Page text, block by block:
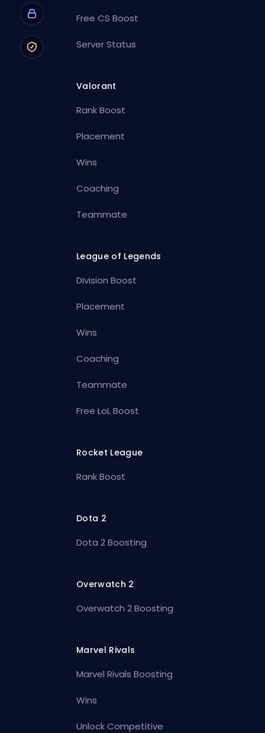
Free CS Boost
Server Status
Valorant
Rank Boost
Placement
Wins
Coaching
Teammate
League of Legends
Division Boost
Placement
Wins
Coaching
Teammate
Free LoL Boost
Rocket League
Rank Boost
Dota 2
Dota 2 Boosting
Overwatch 2
Overwatch 2 Boosting
Marvel Rivals
Marvel Rivals Boosting
Wins
Unlock Competitive